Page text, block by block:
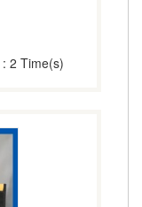
: 2 Time(s)